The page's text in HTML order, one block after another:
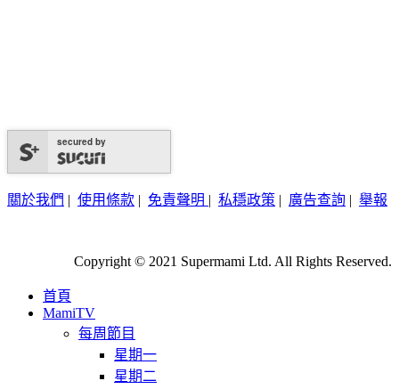
secured by
關於我們 | 使用條款 | 免責聲明 | 私穩政策 | 廣告查詢 | 舉報
Copyright © 2021 Supermami Ltd. All Rights Reserved.
首頁
MamiTV
每周節目
星期一
星期二